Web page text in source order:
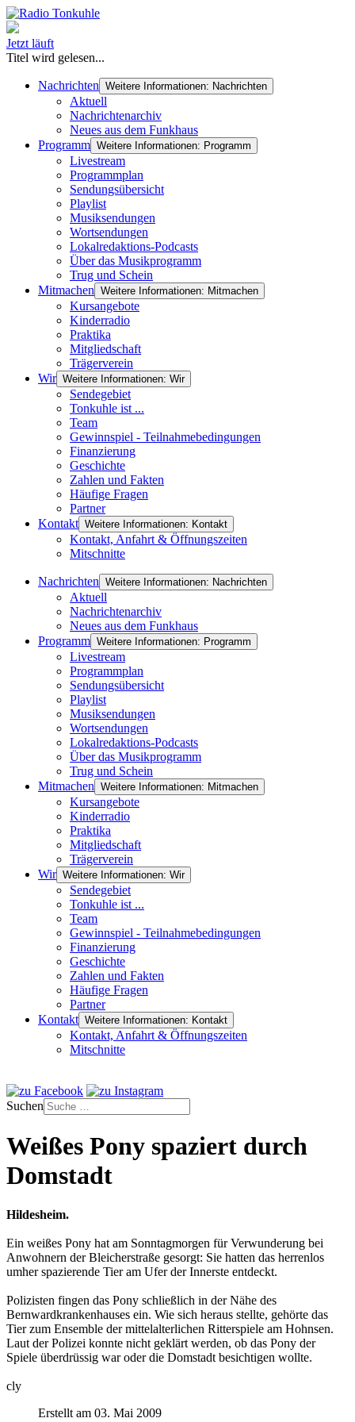
Jetzt läuft
Titel wird gelesen...
Nachrichten Weitere Informationen: Nachrichten
Aktuell
Nachrichtenarchiv
Neues aus dem Funkhaus
Programm Weitere Informationen: Programm
Livestream
Programmplan
Sendungsübersicht
Playlist
Musiksendungen
Wortsendungen
Lokalredaktions-Podcasts
Über das Musikprogramm
Trug und Schein
Mitmachen Weitere Informationen: Mitmachen
Kursangebote
Kinderradio
Praktika
Mitgliedschaft
Trägerverein
Wir Weitere Informationen: Wir
Sendegebiet
Tonkuhle ist ...
Team
Gewinnspiel - Teilnahmebedingungen
Finanzierung
Geschichte
Zahlen und Fakten
Häufige Fragen
Partner
Kontakt Weitere Informationen: Kontakt
Kontakt, Anfahrt & Öffnungszeiten
Mitschnitte
Nachrichten Weitere Informationen: Nachrichten
Aktuell
Nachrichtenarchiv
Neues aus dem Funkhaus
Programm Weitere Informationen: Programm
Livestream
Programmplan
Sendungsübersicht
Playlist
Musiksendungen
Wortsendungen
Lokalredaktions-Podcasts
Über das Musikprogramm
Trug und Schein
Mitmachen Weitere Informationen: Mitmachen
Kursangebote
Kinderradio
Praktika
Mitgliedschaft
Trägerverein
Wir Weitere Informationen: Wir
Sendegebiet
Tonkuhle ist ...
Team
Gewinnspiel - Teilnahmebedingungen
Finanzierung
Geschichte
Zahlen und Fakten
Häufige Fragen
Partner
Kontakt Weitere Informationen: Kontakt
Kontakt, Anfahrt & Öffnungszeiten
Mitschnitte
Suchen
Weißes Pony spaziert durch
Domstadt
Hildesheim.
Ein weißes Pony hat am Sonntagmorgen für Verwunderung bei
Anwohnern der Bleicherstraße gesorgt: Sie hatten das herrenlos
umher spazierende Tier am Ufer der Innerste entdeckt.
Polizisten fingen das Pony schließlich in der Nähe des
Bernwardkrankenhauses ein. Wie sich heraus stellte, gehörte das
Tier zum Ensemble der mittelalterlichen Ritterspiele am Hohnsen.
Laut der Polizei konnte nicht geklärt werden, ob das Pony der
Spiele überdrüssig war oder die Domstadt besichtigen wollte.
cly
Erstellt am 03. Mai 2009